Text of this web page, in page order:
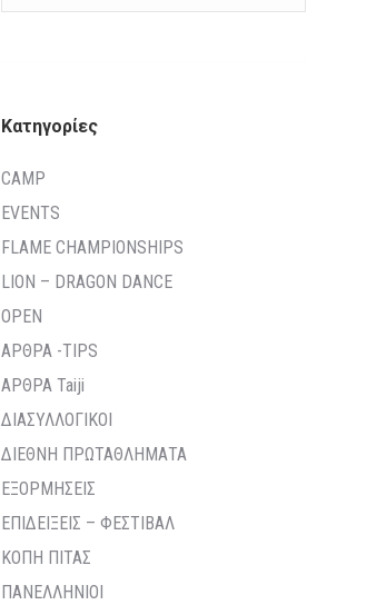
Kατηγορίες
CAMP
EVENTS
FLAME CHAMPIONSHIPS
LION – DRAGON DANCE
OPEN
ΑΡΘΡΑ -TIPS
ΑΡΘΡΑ Taiji
ΔΙΑΣΥΛΛΟΓΙΚΟΙ
ΔΙΕΘΝΗ ΠΡΩΤΑΘΛΗΜΑΤΑ
ΕΞΟΡΜΗΣΕΙΣ
ΕΠΙΔΕΙΞΕΙΣ – ΦΕΣΤΙΒΑΛ
ΚΟΠΗ ΠΙΤΑΣ
ΠΑΝΕΛΛΗΝΙΟΙ